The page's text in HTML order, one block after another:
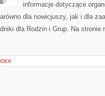
informacje dotyczące
dla nowicjuszy, jak i dla
dla Rodzin i Grup. Na stronie